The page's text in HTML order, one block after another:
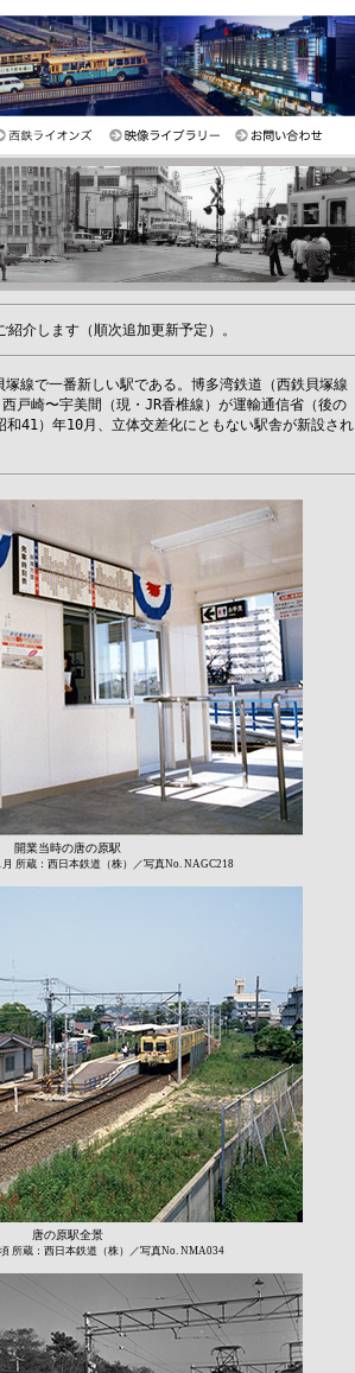
介します（順次追加更新予定）。
線で一番新しい駅である。博多湾鉄道（西鉄貝塚線
戸崎〜宇美間（現・JR香椎線）が運輸通信省（後の
41）年10月、立体交差化にともない駅舎が新設され
開業当時の唐の原駅
所蔵：西日本鉄道（株）／写真No. NAGC218
唐の原駅全景
所蔵：西日本鉄道（株）／写真No. NMA034